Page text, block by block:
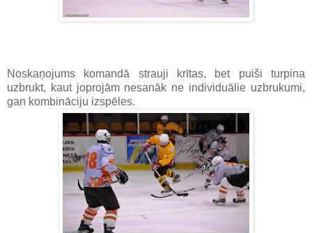
Noskaņojums komandā strauji krītas, bet puiši turpina
uzbrukt, kaut joprojām nesanāk ne individuālie uzbrukumi,
gan kombināciju izspēles.